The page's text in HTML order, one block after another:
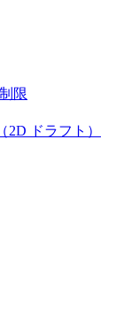
限
ドラフト）